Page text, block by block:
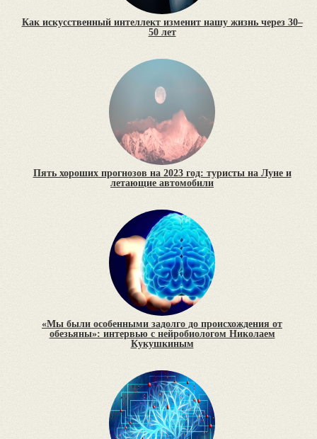
Как искусственный интеллект изменит нашу жизнь через 30–
50 лет
Пять хороших прогнозов на 2023 год: туристы на Луне и
летающие автомобили
«Мы были особенными задолго до происхождения от
обезьяны»: интервью с нейробиологом Николаем
Кукушкиным